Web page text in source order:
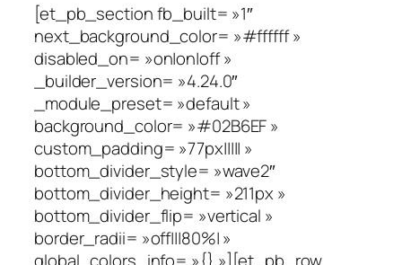
[et_pb_section fb_built= »1″
next_background_color= »#ffffff »
disabled_on= »on|on|off »
_builder_version= »4.24.0″
_module_preset= »default »
background_color= »#02B6EF »
custom_padding= »77px||||| »
bottom_divider_style= »wave2″
bottom_divider_height= »211px »
bottom_divider_flip= »vertical »
border_radii= »off|||80%| »
global_colors_info= »{} »][et_pb_row